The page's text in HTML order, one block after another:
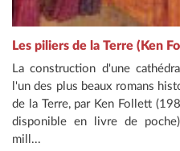
Les piliers de la Terre (Ken
La construction d'une
l'un des plus beaux romans
de la Terre, par Ken Follett
disponible en livre de
mill...